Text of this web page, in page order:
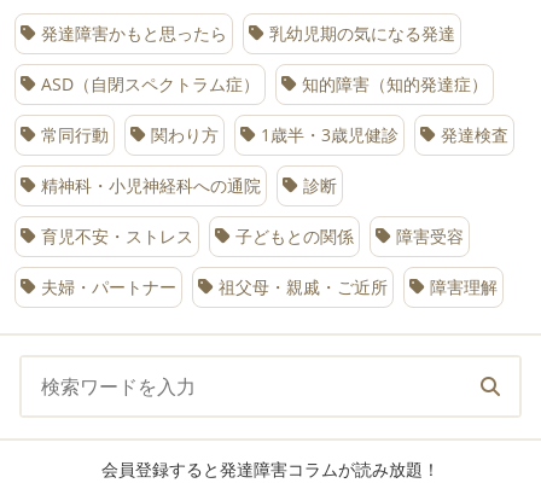
発達障害かもと思ったら 乳幼児期の気になる発達
ASD（自閉スペクトラム症） 知的障害（知的発達症）
常同行動 関わり方 1歳半・3歳児健診 発達検査
精神科・小児神経科への通院 診断
育児不安・ストレス 子どもとの関係 障害受容
夫婦・パートナー 祖父母・親戚・ご近所 障害理解
会員登録すると発達障害コラムが読み放題！